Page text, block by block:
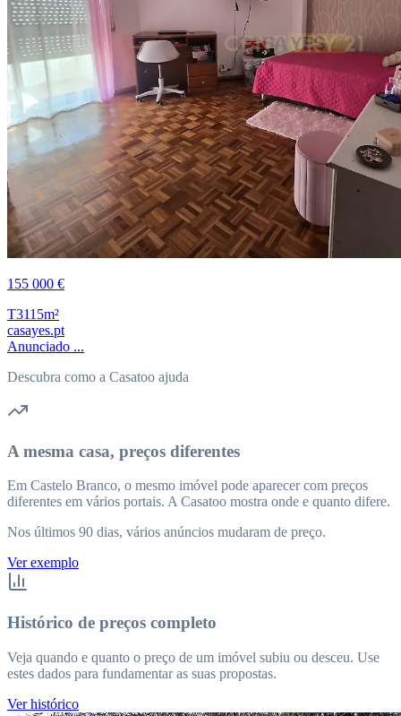
155 000 €
T3115m²
casayes.pt
Anunciado ...
Descubra como a Casatoo ajuda
A mesma casa, preços diferentes
Em Castelo Branco, o mesmo imóvel pode aparecer com preços
diferentes em vários portais. A Casatoo mostra onde e quanto difere.
Nos últimos 90 dias, vários anúncios mudaram de preço.
Ver exemplo
Histórico de preços completo
Veja quando e quanto o preço de um imóvel subiu ou desceu. Use
estes dados para fundamentar as suas propostas.
Ver histórico